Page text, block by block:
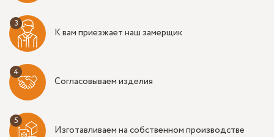
К вам приезжает наш замерщик
Согласовываем изделия
Изготавливаем на собственном производстве